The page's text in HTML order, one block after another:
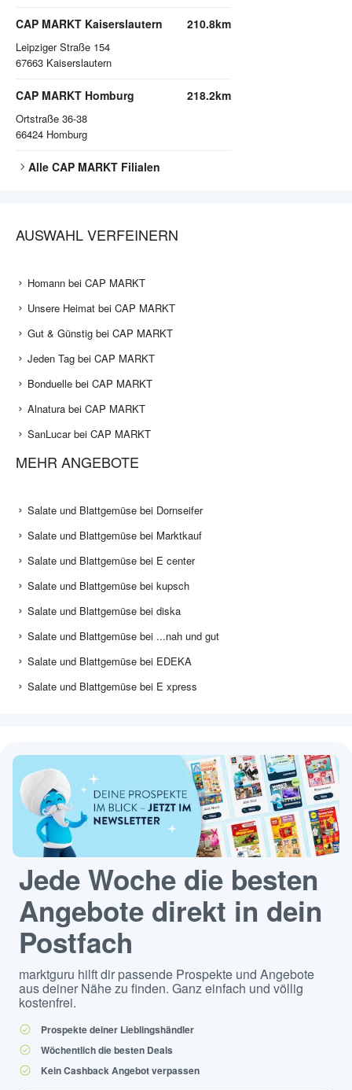
CAP MARKT Kaiserslautern
Leipziger Straße 154
67663 Kaiserslautern
210.8km
CAP MARKT Homburg
Ortstraße 36-38
66424 Homburg
218.2km
Alle CAP MARKT Filialen
AUSWAHL VERFEINERN
Homann bei CAP MARKT
Unsere Heimat bei CAP MARKT
Gut & Günstig bei CAP MARKT
Jeden Tag bei CAP MARKT
Bonduelle bei CAP MARKT
Alnatura bei CAP MARKT
SanLucar bei CAP MARKT
MEHR ANGEBOTE
Salate und Blattgemüse bei Dornseifer
Salate und Blattgemüse bei Marktkauf
Salate und Blattgemüse bei E center
Salate und Blattgemüse bei kupsch
Salate und Blattgemüse bei diska
Salate und Blattgemüse bei ...nah und gut
Salate und Blattgemüse bei EDEKA
Salate und Blattgemüse bei E xpress
Jede Woche die besten
Angebote direkt in dein
Postfach
marktguru hilft dir passende Prospekte und Angebote
aus deiner Nähe zu finden. Ganz einfach und völlig
kostenfrei.
Prospekte deiner Lieblingshändler
Wöchentlich die besten Deals
Kein Cashback Angebot verpassen